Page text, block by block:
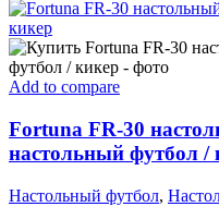
Add to compare
Fortuna FR-30
настольный футбол /
Настольный футбол,